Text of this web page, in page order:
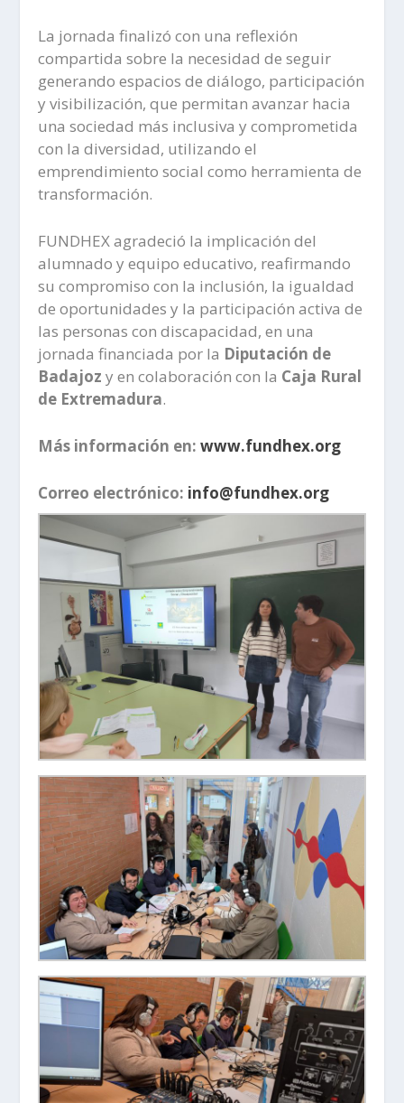
La jornada finalizó con una reflexión
compartida sobre la necesidad de seguir
generando espacios de diálogo, participación
y visibilización, que permitan avanzar hacia
una sociedad más inclusiva y comprometida
con la diversidad, utilizando el
emprendimiento social como herramienta de
transformación.
FUNDHEX agradeció la implicación del
alumnado y equipo educativo, reafirmando
su compromiso con la inclusión, la igualdad
de oportunidades y la participación activa de
las personas con discapacidad, en una
jornada financiada por la Diputación de
Badajoz y en colaboración con la Caja Rural
de Extremadura.
Más información en:www.fundhex.org
Correo electrónico: info@fundhex.org